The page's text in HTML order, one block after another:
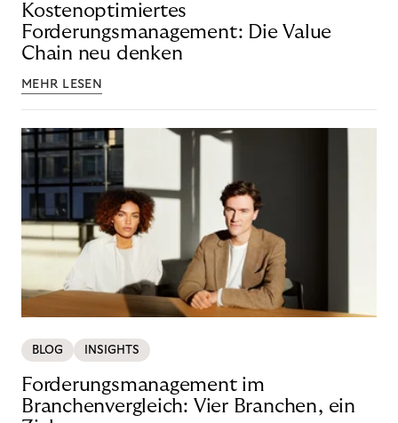
Kostenoptimiertes
Forderungsmanagement: Die Value
Chain neu denken
MEHR LESEN
BLOG INSIGHTS
Forderungsmanagement im
Branchenvergleich: Vier Branchen, ein